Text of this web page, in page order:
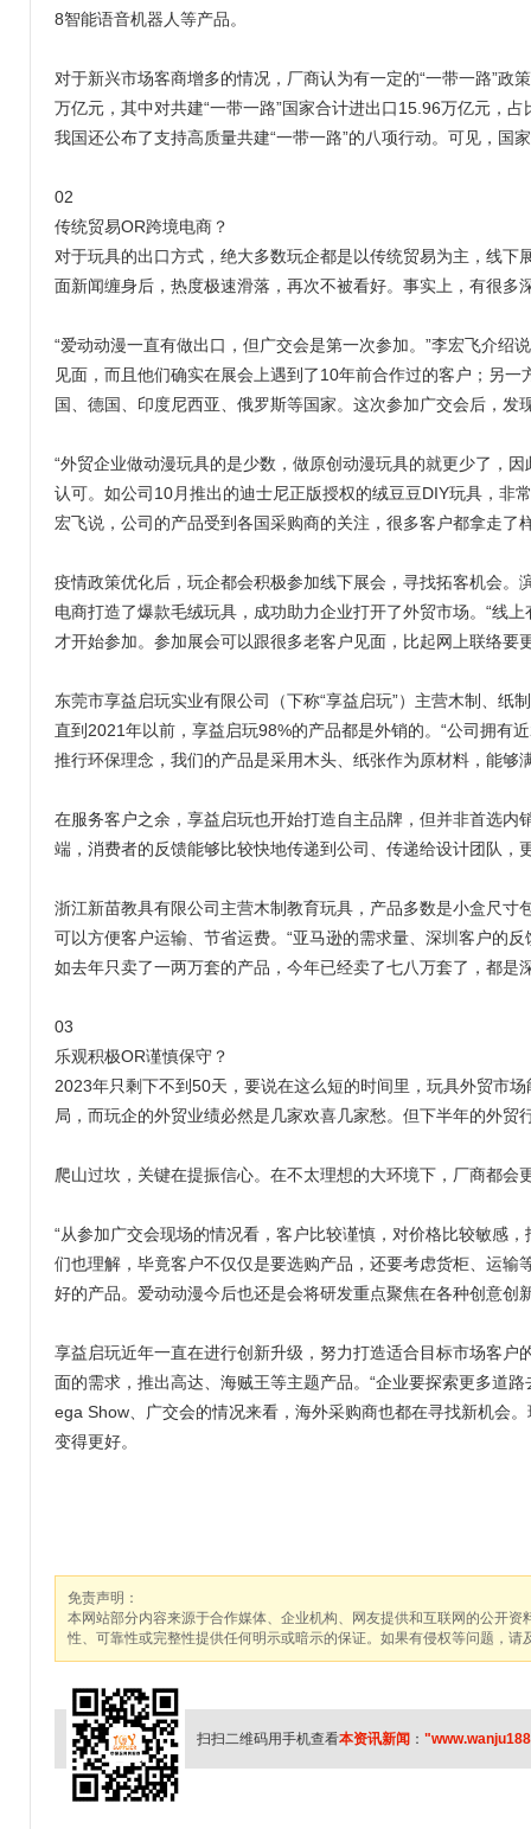
8智能语音机器人等产品。
对于新兴市场客商增多的情况，厂商认为有一定的“一带一路”
万亿元，其中对共建“一带一路”国家合计进出口15.96万亿元，
我国还公布了支持高质量共建“一带一路”的八项行动。可见，国
02
传统贸易OR跨境电商？
对于玩具的出口方式，绝大多数玩企都是以传统贸易为主，线
面新闻缠身后，热度极速滑落，再次不被看好。事实上，有很多
“爱动动漫一直有做出口，但广交会是第一次参加。”李宏飞介
见面，而且他们确实在展会上遇到了10年前合作过的客户；另
国、德国、印度尼西亚、俄罗斯等国家。这次参加广交会后，
“外贸企业做动漫玩具的是少数，做原创动漫玩具的就更少了，
认可。如公司10月推出的迪士尼正版授权的绒豆豆DIY玩具，非
宏飞说，公司的产品受到各国采购商的关注，很多客户都拿走了
疫情政策优化后，玩企都会积极参加线下展会，寻找拓客机会
电商打造了爆款毛绒玩具，成功助力企业打开了外贸市场。“线
才开始参加。参加展会可以跟很多老客户见面，比起网上联络要
东莞市享益启玩实业有限公司（下称“享益启玩”）主营木制、
直到2021年以前，享益启玩98%的产品都是外销的。“公司拥有
推行环保理念，我们的产品是采用木头、纸张作为原材料，能够
在服务客户之余，享益启玩也开始打造自主品牌，但并非首选
端，消费者的反馈能够比较快地传递到公司、传递给设计团队，
浙江新苗教具有限公司主营木制教育玩具，产品多数是小盒尺
可以方便客户运输、节省运费。“亚马逊的需求量、深圳客户的
如去年只卖了一两万套的产品，今年已经卖了七八万套了，都是
03
乐观积极OR谨慎保守？
2023年只剩下不到50天，要说在这么短的时间里，玩具外贸市
局，而玩企的外贸业绩必然是几家欢喜几家愁。但下半年的外
爬山过坎，关键在提振信心。在不太理想的大环境下，厂商都
“从参加广交会现场的情况看，客户比较谨慎，对价格比较敏感
们也理解，毕竟客户不仅仅是要选购产品，还要考虑货柜、运
好的产品。爱动动漫今后也还是会将研发重点聚焦在各种创意创
享益启玩近年一直在进行创新升级，努力打造适合目标市场客
面的需求，推出高达、海贼王等主题产品。“企业要探索更多道
ega Show、广交会的情况来看，海外采购商也都在寻找新机会
变得更好。
免责声明：
本网站部分内容来源于合作媒体、企业机构、网友提供和互联网的公开
性、可靠性或完整性提供任何明示或暗示的保证。如果有侵权等问题，
扫扫二维码用手机查看本资讯新闻 ：